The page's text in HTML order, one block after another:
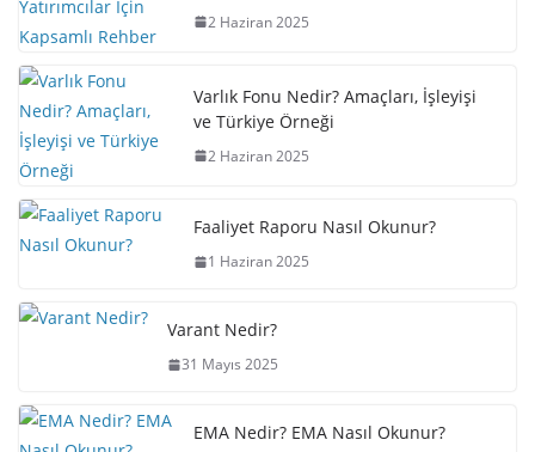
2 Haziran 2025
Varlık Fonu Nedir? Amaçları, İşleyişi
ve Türkiye Örneği
2 Haziran 2025
Faaliyet Raporu Nasıl Okunur?
1 Haziran 2025
Varant Nedir?
31 Mayıs 2025
EMA Nedir? EMA Nasıl Okunur?